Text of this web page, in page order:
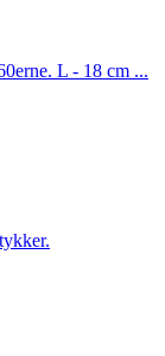
L - 18 cm ...